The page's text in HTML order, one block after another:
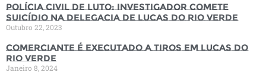
Polícia Civil de luto: Investigador comete
suicídio na Delegacia de Lucas do Rio Verde
Outubro 22, 2023
Comerciante é executado a tiros em Lucas do
Rio Verde
Janeiro 8, 2024